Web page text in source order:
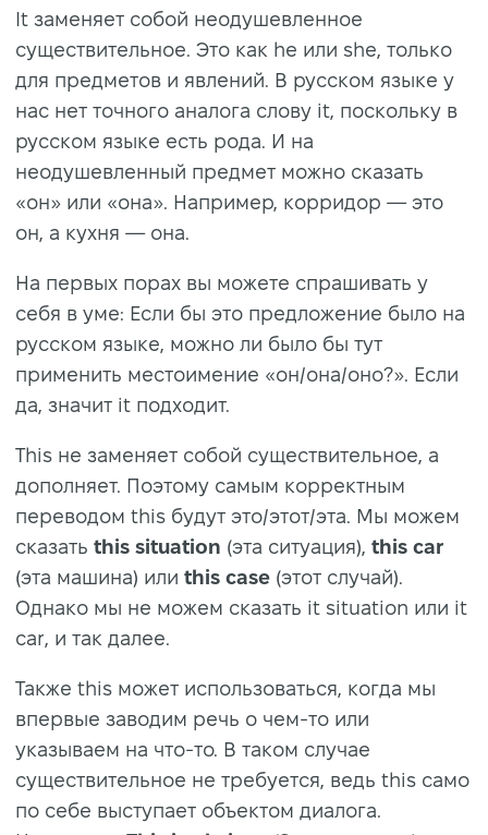
It заменяет собой неодушевленное
существительное. Это как he или she, только
для предметов и явлений. В русском языке у
нас нет точного аналога слову it, поскольку в
русском языке есть рода. И на
неодушевленный предмет можно сказать
«он» или «она». Например, корридор — это
он, а кухня — она.
На первых порах вы можете спрашивать у
себя в уме: Если бы это предложение было на
русском языке, можно ли было бы тут
применить местоимение «он/она/оно?». Если
да, значит it подходит.
This не заменяет собой существительное, а
дополняет. Поэтому самым корректным
переводом this будут это/этот/эта. Мы можем
сказать this situation (эта ситуация), this car
(эта машина) или this case (этот случай).
Однако мы не можем сказать it situation или it
car, и так далее.
Также this может использоваться, когда мы
впервые заводим речь о чем-то или
указываем на что-то. В таком случае
существительное не требуется, ведь this само
по себе выступает объектом диалога.